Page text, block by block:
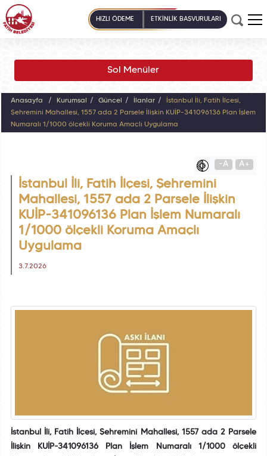
HIZLI ÖDEME ETKİNLİK BAŞVURULARI
Sol Menüler
Anasayfa Kurumsal Güncel İlanlar
İstanbul İli, Fatih İlçesi,
Şehremini Mahallesi, 1557 ada 2 Parsele İlişkin KUİP-341096136 Plan İşlem
Numaralı 1/1000 ölçekli Koruma Amaçlı Uygulama
-A A+
İstanbul İli, Fatih İlçesi, Şehremini
Mahallesi, 1557 ada 2 Parsele İlişkin
KUİP-341096136 Plan İşlem Numaralı
1/1000 ölçekli Koruma Amaçlı
Uygulama
3.7.2026
İstanbul İli, Fatih İlçesi, Şehremini Mahallesi, 1557 ada 2 Parsele
İlişkin KUİP-341096136 Plan İşlem Numaralı 1/1000 ölçekli